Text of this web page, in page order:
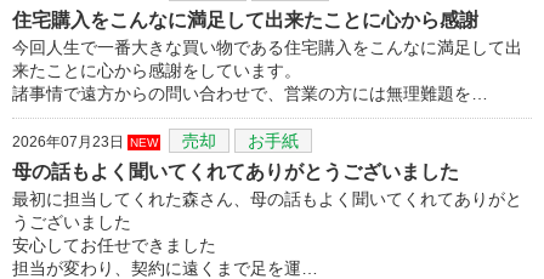
住宅購入をこんなに満足して出来たことに心から感謝
今回人生で一番大きな買い物である住宅購入をこんなに満足して出
来たことに心から感謝をしています。
諸事情で遠方からの問い合わせで、営業の方には無理難題を…
2026年07月23日 NEW 売却 お手紙
母の話もよく聞いてくれてありがとうございました
最初に担当してくれた森さん、母の話もよく聞いてくれてありがと
うございました
安心してお任せできました
担当が変わり、契約に遠くまで足を運…